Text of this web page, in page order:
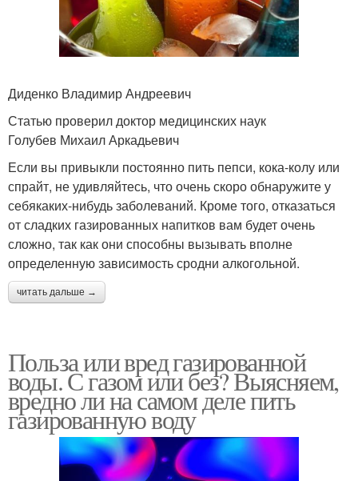
Диденко Владимир Андреевич
Статью проверил доктор медицинских наук
Голубев Михаил Аркадьевич
Если вы привыкли постоянно пить пепси, кока-колу или
спрайт, не удивляйтесь, что очень скоро обнаружите у
себякаких-нибудь заболеваний. Кроме того, отказаться
от сладких газированных напитков вам будет очень
сложно, так как они способны вызывать вполне
определенную зависимость сродни алкогольной.
читать дальше →
Польза или вред газированной
воды. С газом или без? Выясняем,
вредно ли на самом деле пить
газированную воду